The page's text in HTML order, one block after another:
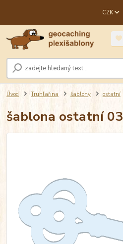
CZK
Úvod Truhlařina šablony ostatní
šablona ostatní 03